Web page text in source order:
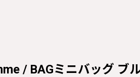
/ BAGミニバッグ